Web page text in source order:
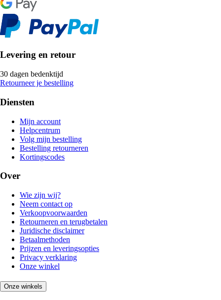
Levering en retour
30 dagen bedenktijd
Retourneer je bestelling
Diensten
Mijn account
Helpcentrum
Volg mijn bestelling
Bestelling retourneren
Kortingscodes
Over
Wie zijn wij?
Neem contact op
Verkoopvoorwaarden
Retourneren en terugbetalen
Juridische disclaimer
Betaalmethoden
Prijzen en leveringsopties
Privacy verklaring
Onze winkel
Onze winkels